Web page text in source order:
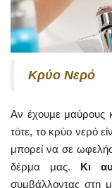
Κρύο Νερό
Αν έχουμε μαύρους
τότε, το κρύο νερό
μπορεί να σε
δέρμα μας. Κι
συμβάλλοντας στη